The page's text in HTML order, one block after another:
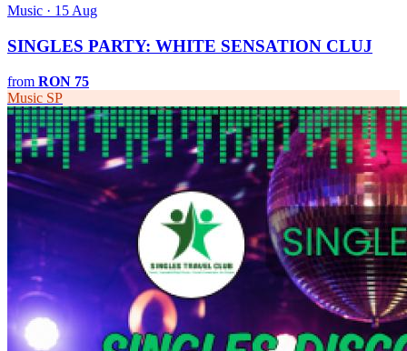
Music · 15 Aug
SINGLES PARTY: WHITE SENSATION CLUJ
from RON 75
Music SP